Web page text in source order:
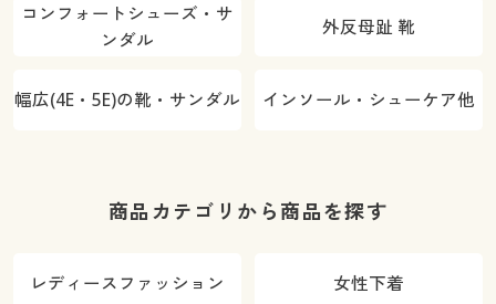
コンフォートシューズ・サ
ンダル
外反母趾 靴
幅広(4E・5E)の靴・サンダル インソール・シューケア他
商品カテゴリから商品を探す
レディースファッション 女性下着